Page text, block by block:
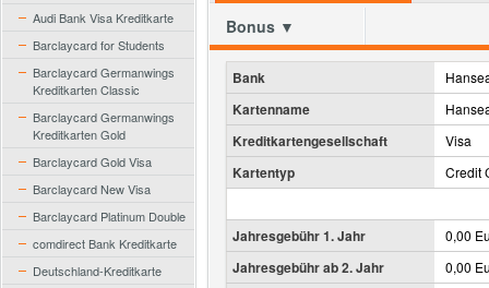
Audi Bank Visa Kreditkarte
Barclaycard for Students
Barclaycard Germanwings
Kreditkarten Classic
Barclaycard Germanwings
Kreditkarten Gold
Barclaycard Gold Visa
Barclaycard New Visa
Barclaycard Platinum Double
comdirect Bank Kreditkarte
Deutschland-Kreditkarte
Bonus ▼
Bank
Kartenname
Kreditkartengesellschaft Visa
Kartentyp Credit
Jahresgebühr 1. Jahr 0,00
Jahresgebühr ab 2. Jahr 0,00